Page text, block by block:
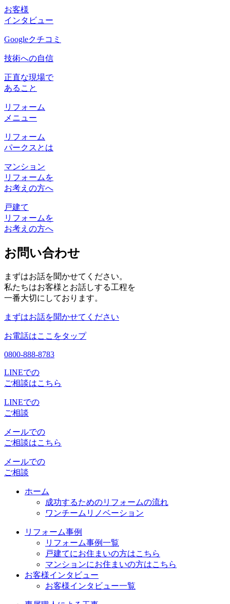
お客様
インタビュー
Googleクチコミ
技術への自信
正直な現場で
あること
リフォーム
メニュー
リフォーム
パークスとは
マンション
リフォームを
お考えの方へ
戸建て
リフォームを
お考えの方へ
お問い合わせ
まずはお話を聞かせてください。
私たちはお客様とお話しする工程を
一番大切にしております。
まずはお話を聞かせてください
お電話はここをタップ
0800-888-8783
LINEでの
ご相談はこちら
LINEでの
ご相談
メールでの
ご相談はこちら
メールでの
ご相談
ホーム
成功するためのリフォームの流れ
ワンチームリノベーション
リフォーム事例
リフォーム事例一覧
戸建てにお住まいの方はこちら
マンションにお住まいの方はこちら
お客様インタビュー
お客様インタビュー一覧